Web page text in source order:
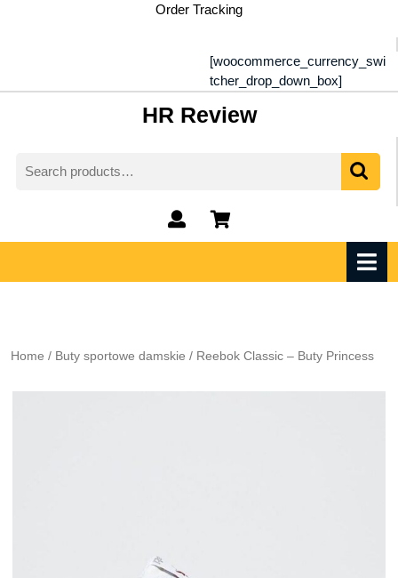
Order Tracking
[woocommerce_currency_swi
tcher_drop_down_box]
HR Review
for:
My
Account
shopping
cart
Home / Buty sportowe damskie / Reebok Classic – Buty Princess